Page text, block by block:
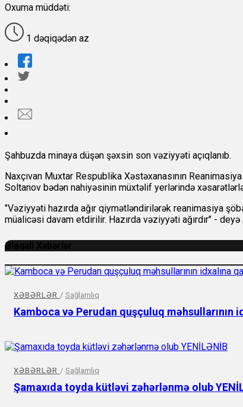
Oxuma müddəti:
1 dəqiqədən az
Şahbuzda minaya düşən şəxsin son vəziyyəti açıqlanıb.
Naxçıvan Muxtar Respublika Xəstəxanasının
Soltanov bədən nahiyəsinin müxtəlif yerlərində
"Vəziyyəti hazırda ağır qiymətləndirilərək reanimasiya
müalicəsi davam etdirilir. Hazırda vəziyyəti ağırdır" -
Əlaqəli Xəbərlər
XƏBƏRLƏR / Sağlamlıq
Kamboca və Perudan quşçuluq məhsullarının
XƏBƏRLƏR / Sağlamlıq
Şamaxıda toyda kütləvi zəhərlənmə olub